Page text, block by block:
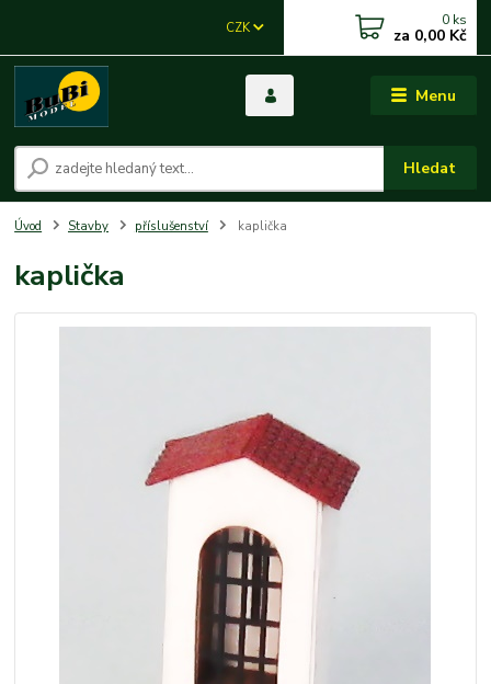
Menu
CZK
Hledat
0 ks
za 0,00 Kč
Úvod Stavby příslušenství kaplička
kaplička